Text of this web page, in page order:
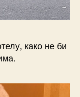
како не би